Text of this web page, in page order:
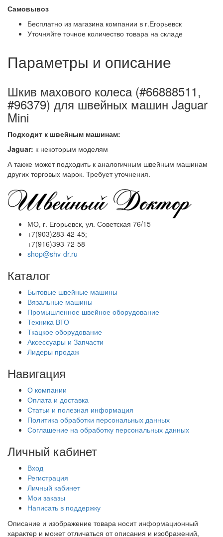
Самовывоз
Бесплатно из магазина компании в г.Егорьевск
Уточняйте точное количество товара на складе
Параметры и описание
Шкив махового колеса (#66888511,
#96379) для швейных машин Jaguar
Mini
Подходит к швейным машинам:
Jaguar: к некоторым моделям
А также может подходить к аналогичным швейным машинам
других торговых марок. Требует уточнения.
МО, г. Егорьевск, ул. Советская 76/15
+7(903)283-42-45;
+7(916)393-72-58
shop@shv-dr.ru
Каталог
Бытовые швейные машины
Вязальные машины
Промышленное швейное оборудование
Техника ВТО
Ткацкое оборудование
Аксессуары и Запчасти
Лидеры продаж
Навигация
О компании
Оплата и доставка
Статьи и полезная информация
Политика обработки персональных данных
Соглашение на обработку персональных данных
Личный кабинет
Вход
Регистрация
Личный кабинет
Мои заказы
Написать в поддержку
Описание и изображение товара носит информационный
характер и может отличаться от описания и изображений,